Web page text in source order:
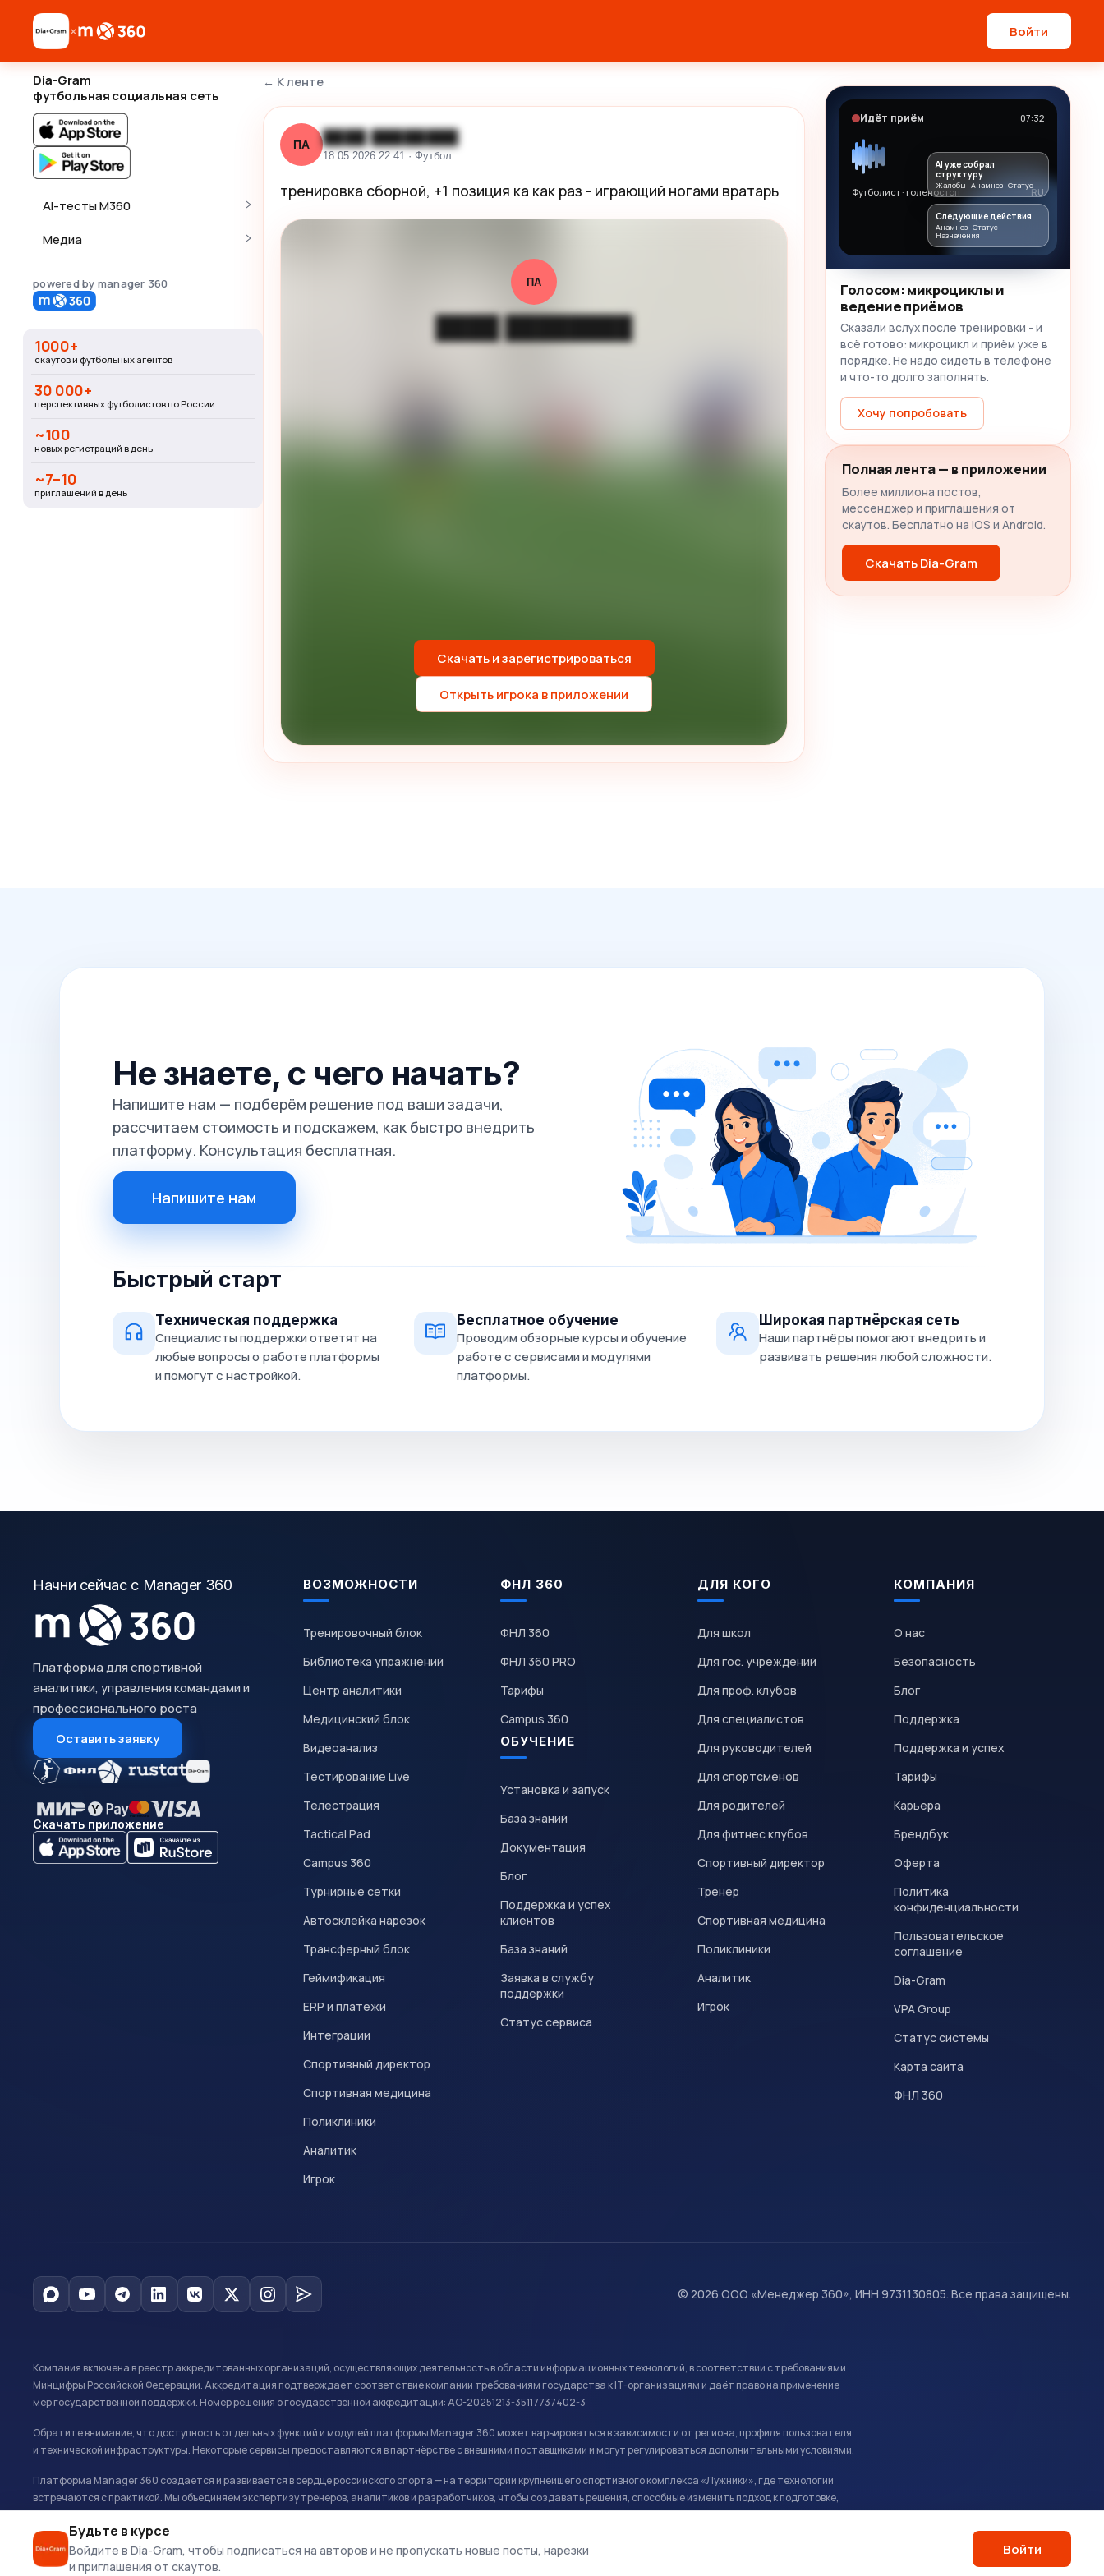
× Войти
Dia-Gram
футбольная социальная сеть
AI-тесты M360
Медиа
powered by manager 360
1000+
скаутов и футбольных агентов
30 000+
перспективных футболистов по России
~100
новых регистраций в день
~7–10
приглашений в день
← К ленте
ПА ████ ████████
18.05.2026 22:41 · Футбол
тренировка сборной, +1 позиция ка как раз - играющий ногами вратарь
ПА
████ ████████
Скачать и зарегистрироваться
Открыть игрока в приложении
Идёт приём 07:32
Футболист · голеностоп RU
AI уже собрал
структуру
Жалобы · Анамнез · Статус
Следующие действия
Анамнез · Статус ·
Назначения
Голосом: микроциклы и
ведение приёмов
Сказали вслух после тренировки - и
всё готово: микроцикл и приём уже в
порядке. Не надо сидеть в телефоне
и что-то долго заполнять.
Хочу попробовать
Полная лента — в приложении
Более миллиона постов,
мессенджер и приглашения от
скаутов. Бесплатно на iOS и Android.
Скачать Dia-Gram
Будьте в курсе
Войдите в Dia-Gram, чтобы подписаться на авторов и не пропускать новые посты, нарезки
и приглашения от скаутов.
Войти
Не знаете, с чего начать?
Напишите нам — подберём решение под ваши задачи,
рассчитаем стоимость и подскажем, как быстро внедрить
платформу. Консультация бесплатная.
Напишите нам
Быстрый старт
Техническая поддержка
Специалисты поддержки ответят на
любые вопросы о работе платформы
и помогут с настройкой.
Бесплатное обучение
Проводим обзорные курсы и обучение
работе с сервисами и модулями
платформы.
Широкая партнёрская сеть
Наши партнёры помогают внедрить и
развивать решения любой сложности.
Начни сейчас с Manager 360
Платформа для спортивной
аналитики, управления командами и
профессионального роста
Оставить заявку
Скачать приложение
ВОЗМОЖНОСТИ
Тренировочный блок
Библиотека упражнений
Центр аналитики
Медицинский блок
Видеоанализ
Тестирование Live
Телестрация
Tactical Pad
Campus 360
Турнирные сетки
Автосклейка нарезок
Трансферный блок
Геймификация
ERP и платежи
Интеграции
Спортивный директор
Спортивная медицина
Поликлиники
Аналитик
Игрок
ФНЛ 360
ФНЛ 360
ФНЛ 360 PRO
Тарифы
Campus 360
ОБУЧЕНИЕ
Установка и запуск
База знаний
Документация
Блог
Поддержка и успех
клиентов
База знаний
Заявка в службу
поддержки
Статус сервиса
ДЛЯ КОГО
Для школ
Для гос. учреждений
Для проф. клубов
Для специалистов
Для руководителей
Для спортсменов
Для родителей
Для фитнес клубов
Спортивный директор
Тренер
Спортивная медицина
Поликлиники
Аналитик
Игрок
КОМПАНИЯ
О нас
Безопасность
Блог
Поддержка
Поддержка и успех
Тарифы
Карьера
Брендбук
Оферта
Политика
конфиденциальности
Пользовательское
соглашение
Dia-Gram
VPA Group
Статус системы
Карта сайта
ФНЛ 360
© 2026 ООО «Менеджер 360», ИНН 9731130805. Все права защищены.
Компания включена в реестр аккредитованных организаций, осуществляющих деятельность в области информационных технологий, в соответствии с требованиями
Минцифры Российской Федерации. Аккредитация подтверждает соответствие компании требованиям государства к IT-организациям и даёт право на применение
мер государственной поддержки. Номер решения о государственной аккредитации: АО-20251213-35117737402-3
Обратите внимание, что доступность отдельных функций и модулей платформы Manager 360 может варьироваться в зависимости от региона, профиля пользователя
и технической инфраструктуры. Некоторые сервисы предоставляются в партнёрстве с внешними поставщиками и могут регулироваться дополнительными условиями.
Платформа Manager 360 создаётся и развивается в сердце российского спорта — на территории крупнейшего спортивного комплекса «Лужники», где технологии
встречаются с практикой. Мы объединяем экспертизу тренеров, аналитиков и разработчиков, чтобы создавать решения, способные изменить подход к подготовке,
развитию и управлению в спорте.
Офис: г. Москва, Олимпийский комплекс «Лужники», Большая спортивная арена, ул. Лужники 24с1.